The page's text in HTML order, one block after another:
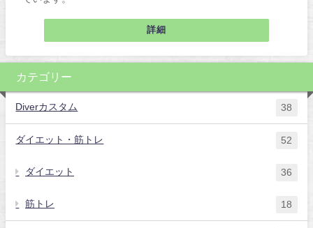
詳細
カテゴリー
Diverカスタム 38
ダイエット・筋トレ 52
ダイエット 36
筋トレ 18